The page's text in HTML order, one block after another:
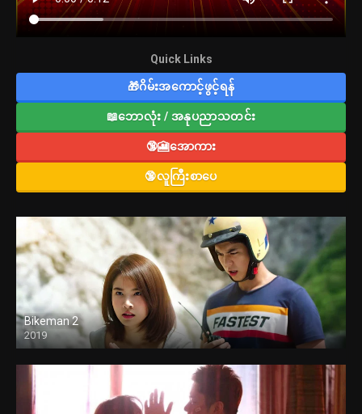
Quick Links
🎁ဂိမ်းအကောင့်ဖွင့်ရန်
📖ဘောလုံး / အနုပညာသတင်း
🔞🎦အောကား
🔞လူကြီးစာပေ
Bikeman 2
2019